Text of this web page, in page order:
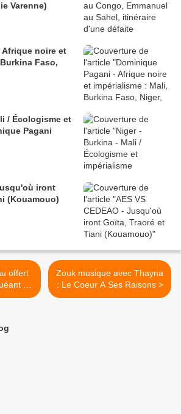
Varenne)
Afrique noire et
Faso,
/ Écologisme et
Pagani
iront
Goïta, Traoré et Tiani (Kouamouo)
-
Zouk musique avec Thayna
: Le Coeur A Ses Raisons >